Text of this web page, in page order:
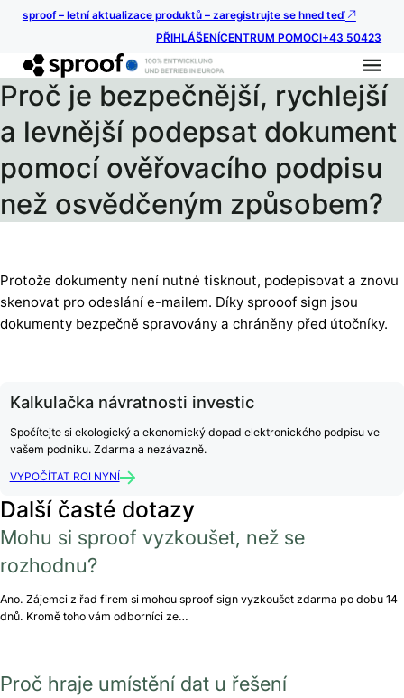
sproof – letní aktualizace produktů – zaregistrujte se hned teď
PŘIHLÁŠENÍCENTRUM POMOCI+43 50423
Proč je bezpečnější, rychlejší
a levnější podepsat dokument
pomocí ověřovacího podpisu
než osvědčeným způsobem?
Protože dokumenty není nutné tisknout, podepisovat a znovu
skenovat pro odeslání e-mailem. Díky sprooof sign jsou
dokumenty bezpečně spravovány a chráněny před útočníky.
Kalkulačka návratnosti investic
Spočítejte si ekologický a ekonomický dopad elektronického podpisu ve
vašem podniku. Zdarma a nezávazně.
VYPOČÍTAT ROI NYNÍ
Další časté dotazy
Mohu si sproof vyzkoušet, než se
rozhodnu?
Ano. Zájemci z řad firem si mohou sproof sign vyzkoušet zdarma po dobu 14
dnů. Kromě toho vám odborníci ze…
Proč hraje umístění dat u řešení